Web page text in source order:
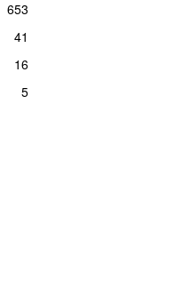
653
41
16
5